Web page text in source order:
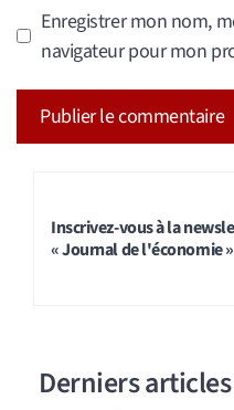
Enregistrer mon nom,
navigateur pour mon
Inscrivez-vous à la
« Journal de l'économie »
Derniers articles